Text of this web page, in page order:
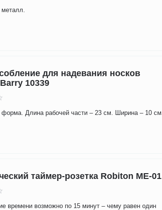
для надевания носков
10339
форма. Длина рабочей части – 23 см. Ширина – 10 см.
таймер-розетка Robiton ME-01
времени возможно по 15 минут – чему равен один